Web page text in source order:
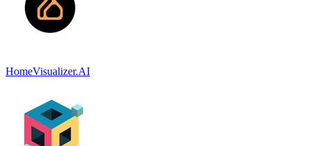
HomeVisualizer.AI